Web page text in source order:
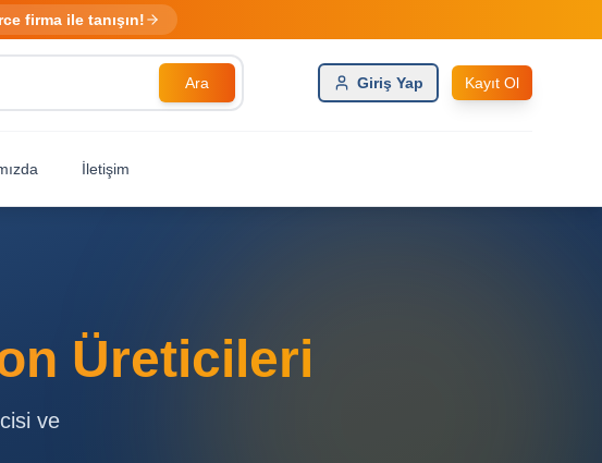
firma ile tanışın!
Ara Giriş Yap Kayıt Ol
İletişim
Üreticileri
ve